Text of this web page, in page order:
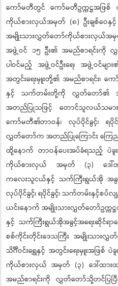
ကော်မတီတွင် ကော်မတီဥက္ကဋ္ဌအဖြ
ကိုယ်စားလှယ်အမှတ် (၈) ဦးချစ်ဝေနှ
အမျိုးသားလွှတ်တော်ကိုယ်စားလှယ်အမှ
အဖွဲ့ဝင် ၁၅ ဦး၏ အမည်စာရင်းကို
ပါဝင်မည့် အဖွဲ့ဝင်ဦးရေ၊ အဖွဲ့ဝင်မျာ
အတွင်းရေးမှူးတို့၏ အမည်စာရင်း၊ က
နှင့် သက်တမ်းတို့ကို လွှတ်တော်၏
အတည်ပြုသဖြင့် တောင်သူလယ်သမား
ကော်မတီ၏တာဝန်၊ လုပ်ပိုင်ခွင့်၊ ရ
လွှတ်တော်က အတည်ပြုကြောင်း ကြေ
ထို့နောက် တာဝန်ပေးအပ်ခံရသည့် ပဲခူ
ကိုယ်စားလှယ် အမှတ် (၃) ဒေါ်ထာ
ကလေးသူငယ်နှင့် သက်ကြီးရွယ်အို အခွ
လုပ်ပိုင်ခွင့်၊ ရပိုင်ခွင့်၊ သက်တမ်းနှင့်စပ်လ
ယင်းနောက် အမျိုးသားလွှတ်တော်ဥက္က
နှင့် သက်ကြီးရွယ်အိုအခွင့်အရေးဆိုင်ရာ
စစ်ကိုင်းတိုင်းဒေသကြီး အမျိုးသာ
သိင်္ဂီဝင်းရွှေနှင့် အတွင်းရေးမှူးအဖြစ်
ကိုယ်စားလှယ် အမှတ် (၃) ဒေါ်ထား
အမည်စာရင်းကို လွှတ်တော်သို့တင်ပြ